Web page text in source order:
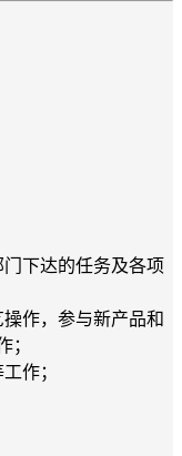
下达的任务及各项
作，参与新产品和
；
作；